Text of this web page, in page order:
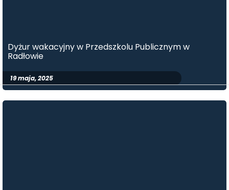
Dyżur wakacyjny w Przedszkolu Publicznym w
Radłowie
19 maja, 2025